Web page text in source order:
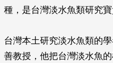
種，是台灣淡水魚類研究寶
台灣本土研究淡水魚類的
善教授，他把台灣淡水魚